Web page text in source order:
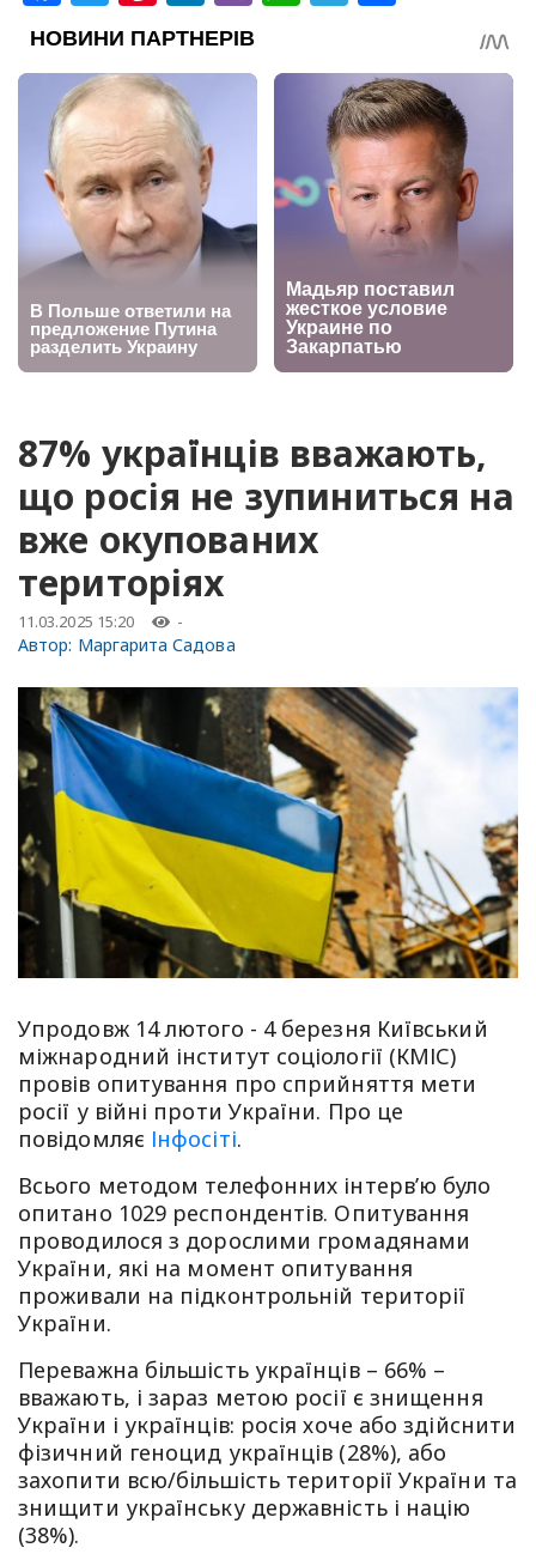
87% українців вважають,
що росія не зупиниться на
вже окупованих
територіях
11.03.2025 15:20 -
Автор: Маргарита Садова
Упродовж 14 лютого - 4 березня Київський
міжнародний інститут соціології (КМІС)
провів опитування про сприйняття мети
росії у війні проти України. Про це
повідомляє Інфосіті.
Всього методом телефонних інтерв’ю було
опитано 1029 респондентів. Опитування
проводилося з дорослими громадянами
України, які на момент опитування
проживали на підконтрольній території
України.
Переважна більшість українців – 66% –
вважають, і зараз метою росії є знищення
України і українців: росія хоче або здійснити
фізичний геноцид українців (28%), або
захопити всю/більшість території України та
знищити українську державність і націю
(38%).